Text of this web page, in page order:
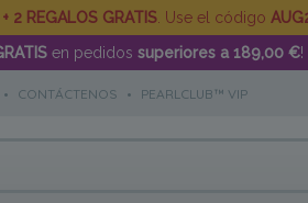
REGALOS GRATIS. Use el código
en pedidos superiores a 189,00 €!
• CONTÁCTENOS • PEARLCLUB™ VIP